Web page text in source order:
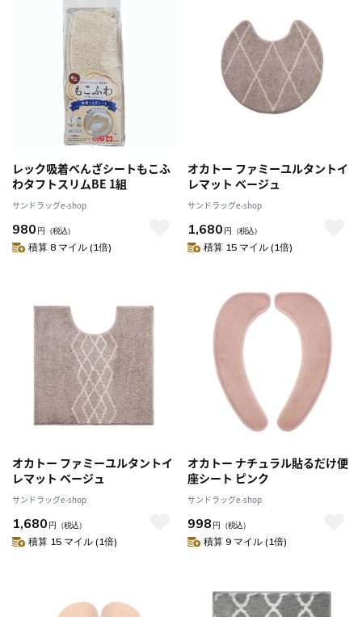
レック吸着べんざシートもこふ
わタフトスリムBE 1組
サンドラッグe-shop
980 円 （税込）
積算 8 マイル (1倍)
オカトー ファミーユルタントイ
レマット ベージュ
サンドラッグe-shop
1,680 円 （税込）
積算 15 マイル (1倍)
オカトー ファミーユルタントイ
レマット ベージュ
サンドラッグe-shop
1,680 円 （税込）
積算 15 マイル (1倍)
オカトー ナチュラル貼るだけ便
座シート ピンク
サンドラッグe-shop
998 円 （税込）
積算 9 マイル (1倍)